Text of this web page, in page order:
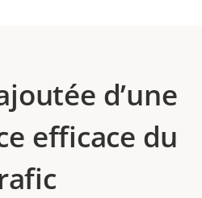
d’une
efficace du